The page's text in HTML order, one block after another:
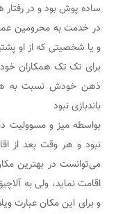
ساده پوش بود و در
در خدمت به محرومین
و یا شخصیتی که از او
برای تک تک همکاران
ذهن خودش نسبت به
باندبازی نبود
بواسطه میز و مسوولیت
نبود و هر وقت بعد از
می‌توانست در بهترین
اقامت نماید، ولی به
و برای این مکان عبارت